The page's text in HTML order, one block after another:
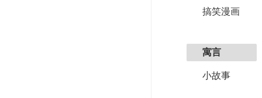
搞笑漫画
寓言
小故事